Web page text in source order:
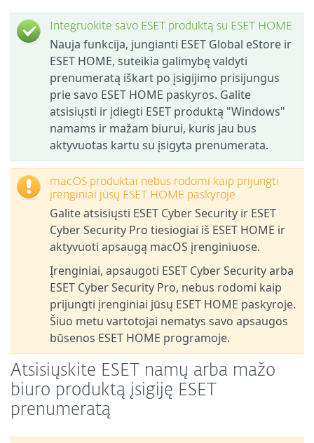
Integruokite savo ESET produktą su ESET HOME
Nauja funkcija, jungianti ESET Global eStore ir
ESET HOME, suteikia galimybę valdyti
prenumeratą iškart po įsigijimo prisijungus
prie savo ESET HOME paskyros. Galite
atsisiųsti ir įdiegti ESET produktą "Windows"
namams ir mažam biurui, kuris jau bus
aktyvuotas kartu su įsigyta prenumerata.
macOS produktai nebus rodomi kaip prijungti
įrenginiai jūsų ESET HOME paskyroje
Galite atsisiųsti ESET Cyber Security ir ESET
Cyber Security Pro tiesiogiai iš ESET HOME ir
aktyvuoti apsaugą macOS įrenginiuose.
Įrenginiai, apsaugoti ESET Cyber Security arba
ESET Cyber Security Pro, nebus rodomi kaip
prijungti įrenginiai jūsų ESET HOME paskyroje.
Šiuo metu vartotojai nematys savo apsaugos
būsenos ESET HOME programoje.
Atsisiųskite ESET namų arba mažo
biuro produktą įsigiję ESET
prenumeratą